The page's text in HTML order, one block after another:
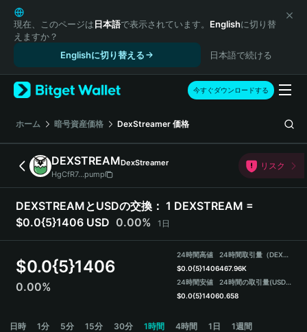
English
日本語
Tiếng Việt
Español (Latinoamérica)
Türkçe
Français
Deutsch
简体中文
繁體中文
Português (Portugal)
Bahasa Indonesia
ภาษาไทย
हिन्दी
Español
Português (Brasil)
現在、このページは日本語で表示されています。 Englishに切り替
えますか？
Englishに切り替える
日本語で続ける
今すぐダウンロードする
ホーム 暗号資産価格 DexStreamer 価格
DEXSTREAMDexStreamer
HgCfR7...pump
リスク
DEXSTREAMとUSDの交換： 1 DEXSTREAM =
$0.0{5}1406 USD 0.00% 1日
$0.0{5}1406
0.00%
24時間高値
$0.0{5}1406
24時間安値
$0.0{5}1406
24時間取引量（DEXSTREAM）
467.96K
24時間の取引量(USDT)
0.658
日時 1分 5分 15分 30分 1時間 4時間 1日 1週間